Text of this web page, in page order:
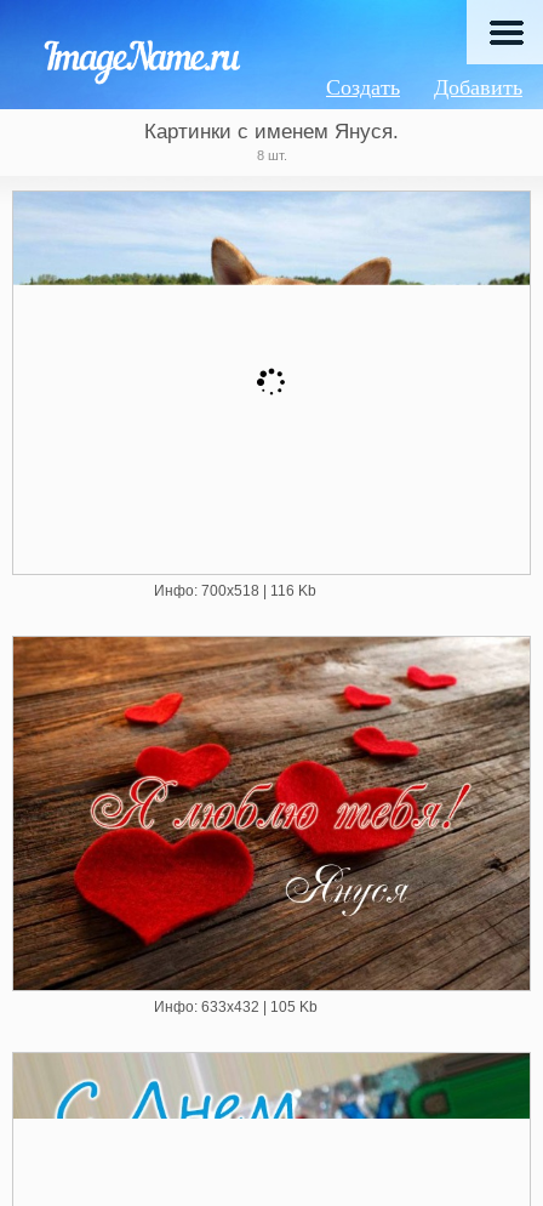
Добавить
Создать
Картинки с именем Януся.
8 шт.
Инфо: 700х518 | 116 Kb
Инфо: 633х432 | 105 Kb